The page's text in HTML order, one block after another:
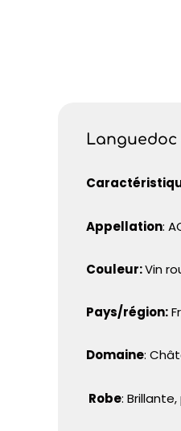
Languedoc
Appellation:
Couleur:Vin
Pays/région:
Domaine:
Robe: